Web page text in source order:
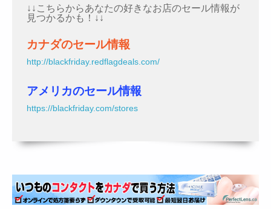
↓↓こちらからあなたの好きなお店のセール情報が
見つかるかも！↓↓
カナダのセール情報
http://blackfriday.redflagdeals.com/
アメリカのセール情報
https://blackfriday.com/stores